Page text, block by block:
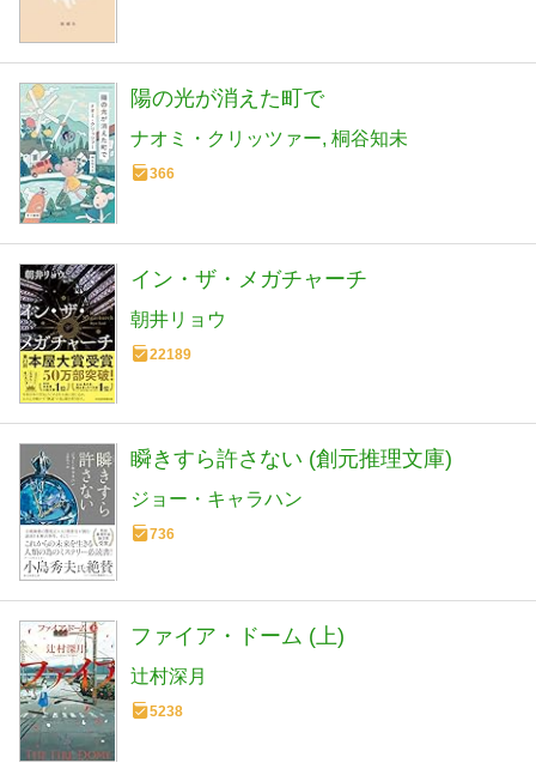
陽の光が消えた町で
ナオミ・クリッツァー 桐谷知未
366
イン・ザ・メガチャーチ
朝井リョウ
22189
瞬きすら許さない (創元推理文庫)
ジョー・キャラハン
736
ファイア・ドーム (上)
辻村深月
5238